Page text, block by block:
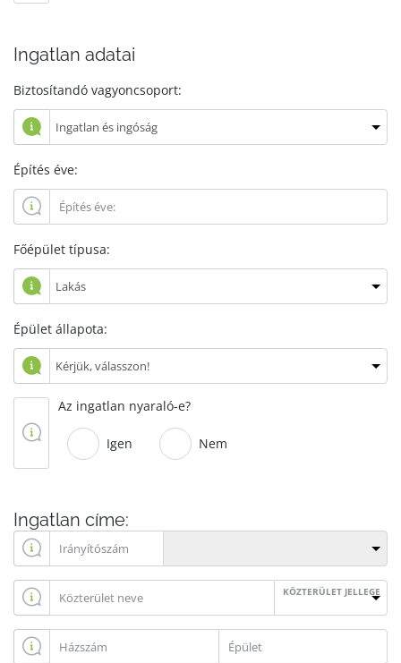
Ingatlan adatai
Biztosítandó vagyoncsoport:
Építés éve:
Főépület típusa:
Épület állapota:
Az ingatlan nyaraló-e?
Igen Nem
Ingatlan címe:
KÖZTERÜLET JELLEGE